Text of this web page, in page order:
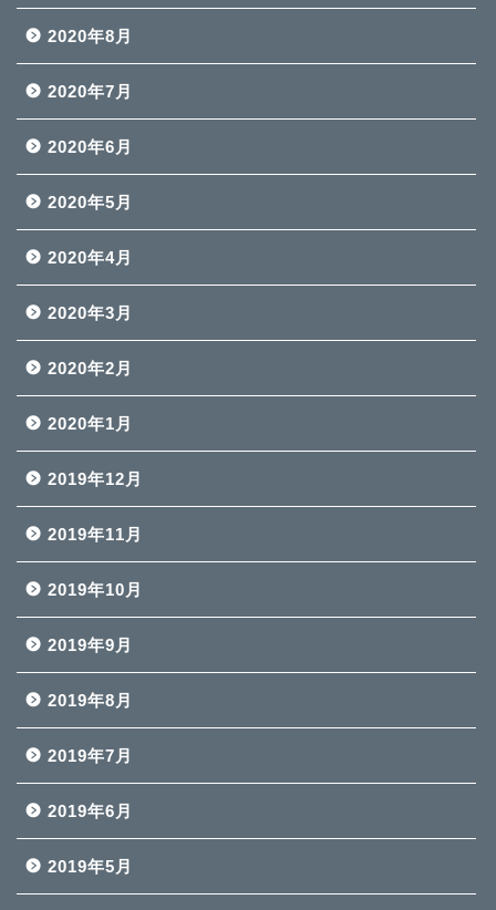
2020年8月
2020年7月
2020年6月
2020年5月
2020年4月
2020年3月
2020年2月
2020年1月
2019年12月
2019年11月
2019年10月
2019年9月
2019年8月
2019年7月
2019年6月
2019年5月